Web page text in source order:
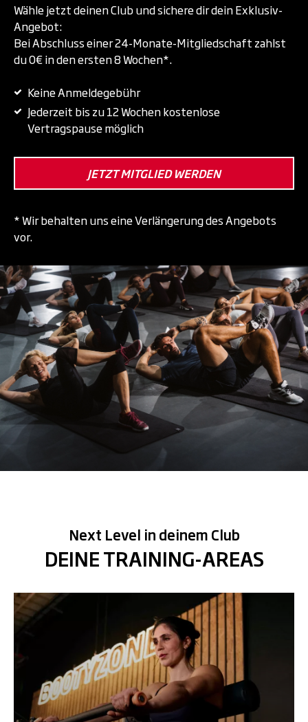
Wähle jetzt deinen Club und sichere dir dein Exklusiv-
Angebot:
Bei Abschluss einer 24-Monate-Mitgliedschaft zahlst
du 0€ in den ersten 8 Wochen*.
Keine Anmeldegebühr
Jederzeit bis zu 12 Wochen kostenlose
Vertragspause möglich
JETZT MITGLIED WERDEN
* Wir behalten uns eine Verlängerung des Angebots
vor.
Next Level in deinem Club
DEINE TRAINING-AREAS